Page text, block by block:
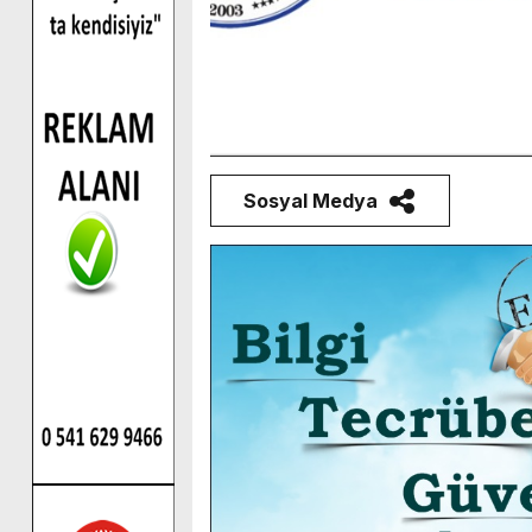
Sosyal Medya